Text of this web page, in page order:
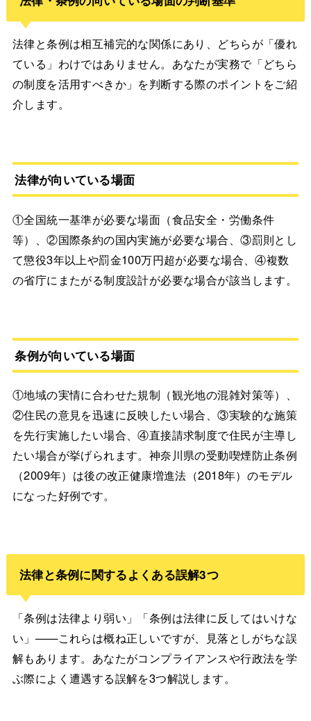
法律と条例は相互補完的な関係にあり、どちらが「優れ
ている」わけではありません。あなたが実務で「どちら
の制度を活用すべきか」を判断する際のポイントをご紹
介します。
法律が向いている場面
①全国統一基準が必要な場面（食品安全・労働条件
等）、②国際条約の国内実施が必要な場合、③罰則とし
て懲役3年以上や罰金100万円超が必要な場合、④複数
の省庁にまたがる制度設計が必要な場合が該当します。
条例が向いている場面
①地域の実情に合わせた規制（観光地の混雑対策等）、
②住民の意見を迅速に反映したい場合、③実験的な施策
を先行実施したい場合、④直接請求制度で住民が主導し
たい場合が挙げられます。神奈川県の受動喫煙防止条例
（2009年）は後の改正健康増進法（2018年）のモデル
になった好例です。
法律と条例に関するよくある誤解3つ
「条例は法律より弱い」「条例は法律に反してはいけな
い」——これらは概ね正しいですが、見落としがちな誤
解もあります。あなたがコンプライアンスや行政法を学
ぶ際によく遭遇する誤解を3つ解説します。